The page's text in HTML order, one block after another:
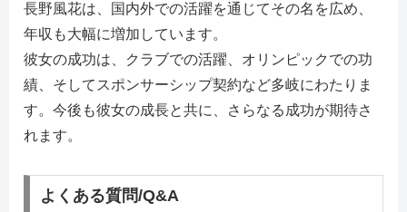
長野風花は、国内外での活躍を通じてその名を広め、
年収も大幅に増加しています。
彼女の成功は、クラブでの活躍、オリンピックでの功
績、そしてスポンサーシップ契約など多岐にわたりま
す。今後も彼女の成長と共に、さらなる成功が期待さ
れます。
よくある質問/Q&A